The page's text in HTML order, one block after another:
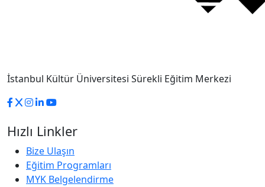
İstanbul Kültür Üniversitesi Sürekli Eğitim Merkezi
Hızlı Linkler
Bize Ulaşın
Eğitim Programları
MYK Belgelendirme